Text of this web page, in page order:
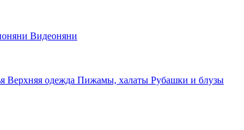
Видеоняни
Верхняя одежда Пижамы, халаты Рубашки и блузы